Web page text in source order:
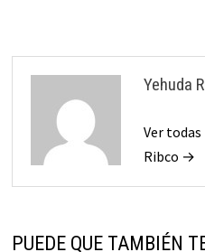
Yehuda
Ver todas
Ribco →
PUEDE QUE TAMBIÉN